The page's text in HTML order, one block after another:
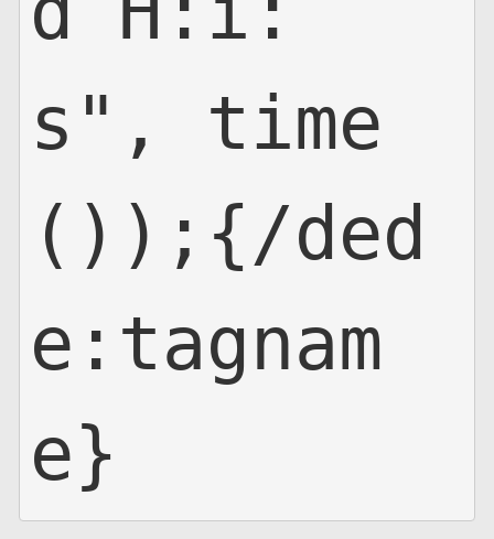
s", time
());{/ded
e:tagnam
e}